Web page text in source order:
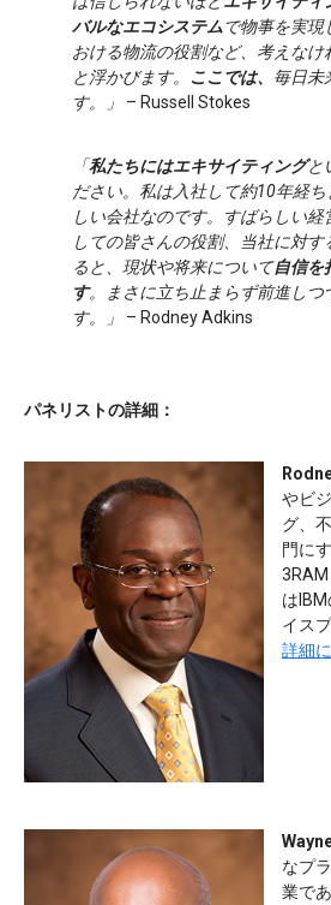
バルなエコシステムで物事を実現
おける物流の役割など、考えな
と浮かびます。
ここでは、 毎日未
す。」
– Russell Stokes
「私たちにはエキサイティングと
ださい。私は入社して約10年経
しい会社なのです。すばらしい
しての皆さんの役割、当社に対す
ると、現状や将来について自信を
す。まさに立ち止まらず前進しつ
す。」
– Rodney Adkins
パネリストの詳細：
やビ
グ、
門に
3RAM
は
イス
詳細
なプ
業で